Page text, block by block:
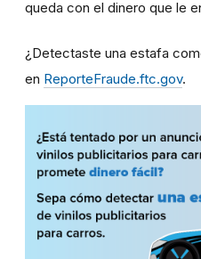
queda con el dinero que le
¿Detectaste una estafa
en ReporteFraude.ftc.gov.